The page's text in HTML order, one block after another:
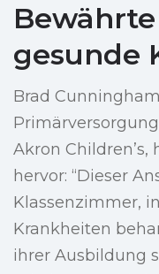
gesunde
Brad
Akron Children’s,
hervor: “Dieser
Klassenzimmer,
Krankheiten
ihrer Ausbildung